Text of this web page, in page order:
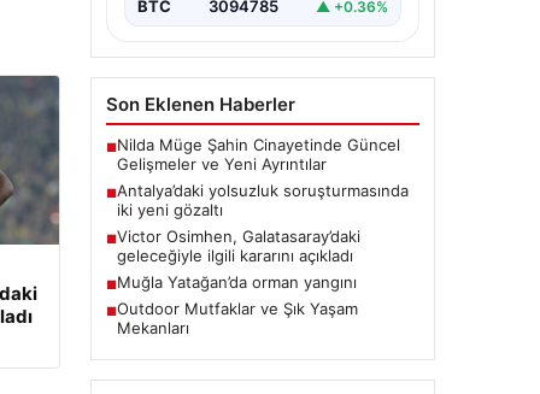
BTC 3094785 ▲ +0.36%
Son Eklenen Haberler
■Nilda Müge Şahin Cinayetinde Güncel
Gelişmeler ve Yeni Ayrıntılar
■Antalya’daki yolsuzluk soruşturmasında
iki yeni gözaltı
■Victor Osimhen, Galatasaray’daki
geleceğiyle ilgili kararını açıkladı
■Muğla Yatağan’da orman yangını
■Outdoor Mutfaklar ve Şık Yaşam
Mekanları